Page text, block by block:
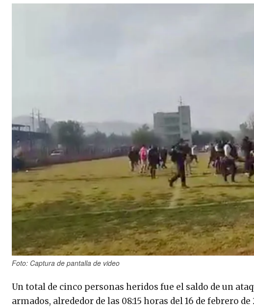
Foto: Captura de pantalla de video
Un total de cinco personas heridos fue el saldo de un
armados, alrededor de las 08:15 horas del 16 de febrero